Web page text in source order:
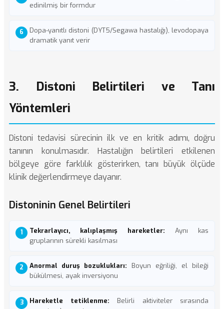
edinilmiş bir formdur
Dopa-yanıtlı distoni (DYT5/Segawa hastalığı), levodopaya
dramatik yanıt verir
3. Distoni Belirtileri ve Tanı
Yöntemleri
Distoni tedavisi sürecinin ilk ve en kritik adımı, doğru
tanının konulmasıdır. Hastalığın belirtileri etkilenen
bölgeye göre farklılık gösterirken, tanı büyük ölçüde
klinik değerlendirmeye dayanır.
Distoninin Genel Belirtileri
Tekrarlayıcı, kalıplaşmış hareketler: Aynı kas
gruplarının sürekli kasılması
Anormal duruş bozuklukları: Boyun eğriliği, el bileği
bükülmesi, ayak inversiyonu
Hareketle tetiklenme: Belirli aktiviteler sırasında